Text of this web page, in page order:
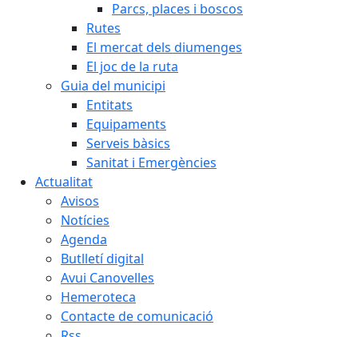
Parcs, places i boscos
Rutes
El mercat dels diumenges
El joc de la ruta
Guia del municipi
Entitats
Equipaments
Serveis bàsics
Sanitat i Emergències
Actualitat
Avisos
Notícies
Agenda
Butlletí digital
Avui Canovelles
Hemeroteca
Contacte de comunicació